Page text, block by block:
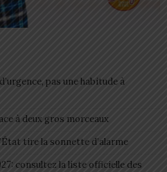
pas une habitude à
à deux gros morceaux
tire la sonnette d’alarme
consultez la liste officielle des